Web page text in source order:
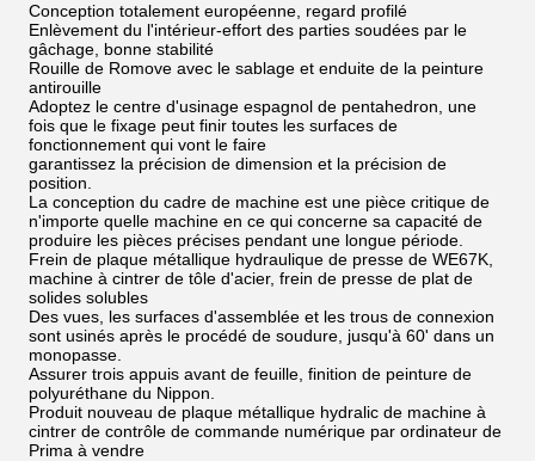
Conception totalement européenne, regard profilé
Enlèvement du l'intérieur-effort des parties soudées par le
gâchage, bonne stabilité
Rouille de Romove avec le sablage et enduite de la peinture
antirouille
Adoptez le centre d'usinage espagnol de pentahedron, une
fois que le fixage peut finir toutes les surfaces de
fonctionnement qui vont le faire
garantissez la précision de dimension et la précision de
position.
La conception du cadre de machine est une pièce critique de
n'importe quelle machine en ce qui concerne sa capacité de
produire les pièces précises pendant une longue période.
Frein de plaque métallique hydraulique de presse de WE67K,
machine à cintrer de tôle d'acier, frein de presse de plat de
solides solubles
Des vues, les surfaces d'assemblée et les trous de connexion
sont usinés après le procédé de soudure, jusqu'à 60' dans un
monopasse.
Assurer trois appuis avant de feuille, finition de peinture de
polyuréthane du Nippon.
Produit nouveau de plaque métallique hydralic de machine à
cintrer de contrôle de commande numérique par ordinateur de
Prima à vendre